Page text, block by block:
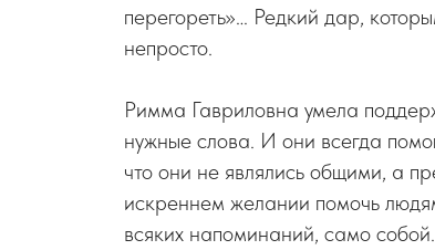
перегореть»… Редкий дар,
непросто.
Римма Гавриловна умела
нужные слова. И они всегда
что они не являлись общими, а
искреннем желании помочь
всяких напоминаний, само